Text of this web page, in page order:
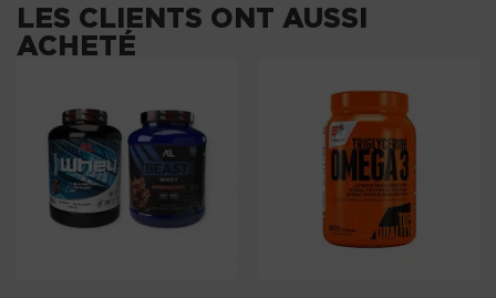
LES CLIENTS ONT AUSSI
ACHETÉ